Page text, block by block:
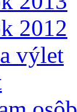
2012
výlet